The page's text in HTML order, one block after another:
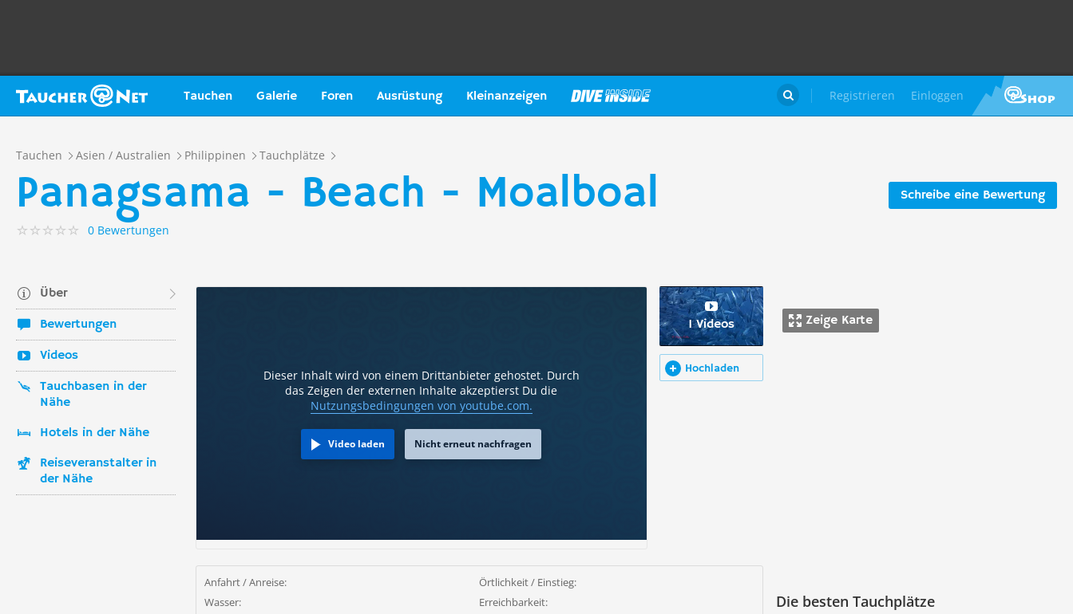
Tauchen Galerie Foren Ausrüstung Kleinanzeigen Registrieren Einloggen

Tauchen Asien / Australien Philippinen Tauchplätze
Schreibe eine Bewertung
Panagsama - Beach - Moalboal
0 Bewertungen
Über
Bewertungen
Videos
Tauchbasen in der
Nähe
Hotels in der Nähe
Reiseveranstalter in
der Nähe
Zeige Karte
Die besten Tauchplätze
Dieser Inhalt wird von einem Drittanbieter gehostet. Durch
das Zeigen der externen Inhalte akzeptierst Du die
Nutzungsbedingungen von youtube.com.
Video laden Nicht erneut nachfragen
1 Videos
Hochladen
Anfahrt / Anreise:
Örtlichkeit / Einstieg:
Wasser:
Erreichbarkeit: